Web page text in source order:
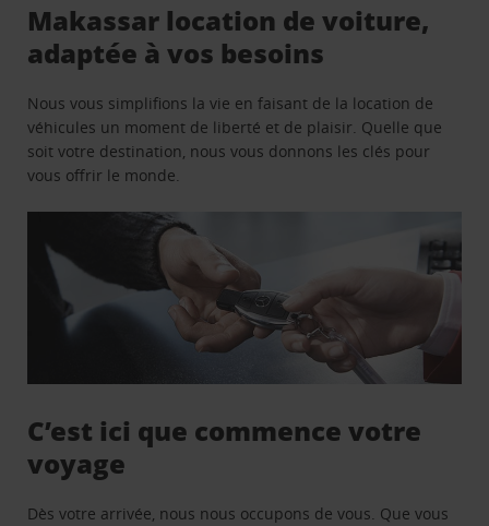
Makassar location de voiture,
adaptée à vos besoins
Nous vous simplifions la vie en faisant de la location de
véhicules un moment de liberté et de plaisir. Quelle que
soit votre destination, nous vous donnons les clés pour
vous offrir le monde.
C’est ici que commence votre
voyage
Dès votre arrivée, nous nous occupons de vous. Que vous